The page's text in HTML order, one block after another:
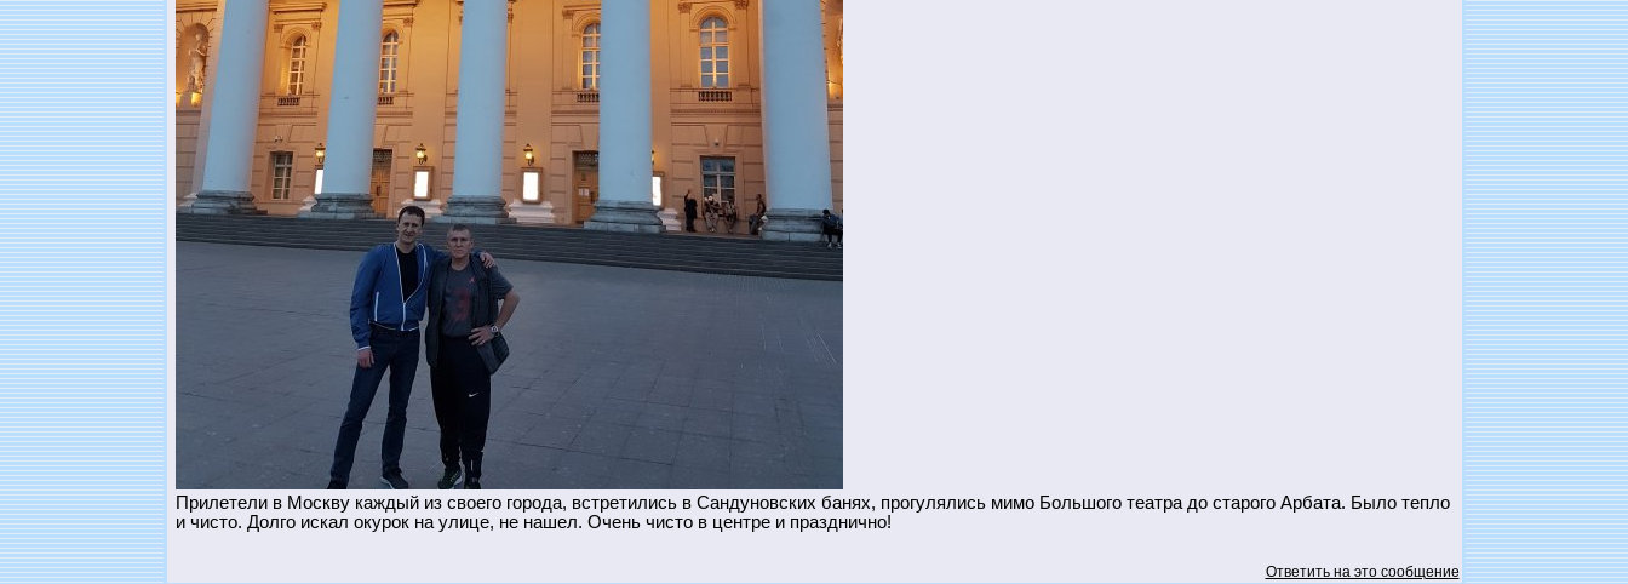
Прилетели в Москву каждый из своего города, встретились в Сандуновских банях, прогулялись мимо Большого театра до старого Арбата. Было тепло
и чисто. Долго искал окурок на улице, не нашел. Очень чисто в центре и празднично!
Ответить на это сообщение